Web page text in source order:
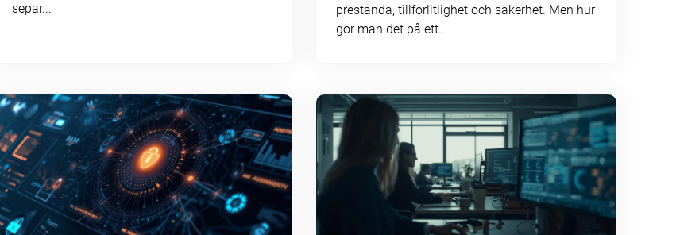
separ...
prestanda, tillförlitlighet och säkerhet. Men hur
gör man det på ett...